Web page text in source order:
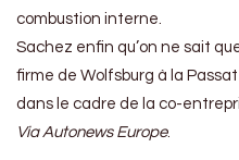
combustion interne.
Sachez enfin qu’on ne sait
firme de Wolfsburg à la
dans le cadre de la co-
Via Autonews Europe.